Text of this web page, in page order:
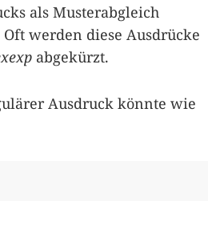
als Musterabgleich
werden diese Ausdrücke
abgekürzt.
Ausdruck könnte wie